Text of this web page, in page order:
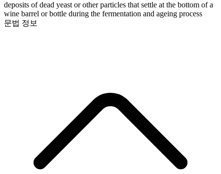
deposits of dead yeast or other particles that settle at the bottom of a
wine barrel or bottle during the fermentation and ageing process
문법 정보